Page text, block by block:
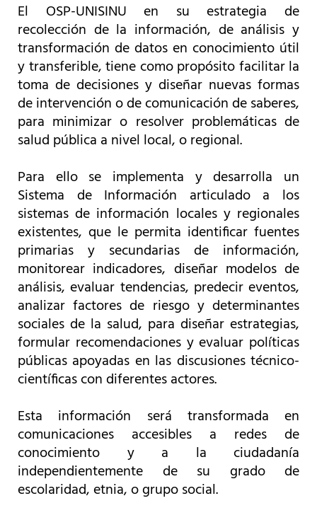
El OSP-UNISINU en su estrategia de
recolección de la información, de análisis y
transformación de datos en conocimiento útil
y transferible, tiene como propósito facilitar la
toma de decisiones y diseñar nuevas formas
de intervención o de comunicación de saberes,
para minimizar o resolver problemáticas de
salud pública a nivel local, o regional.
Para ello se implementa y desarrolla un
Sistema de Información articulado a los
sistemas de información locales y regionales
existentes, que le permita identificar fuentes
primarias y secundarias de información,
monitorear indicadores, diseñar modelos de
análisis, evaluar tendencias, predecir eventos,
analizar factores de riesgo y determinantes
sociales de la salud, para diseñar estrategias,
formular recomendaciones y evaluar políticas
públicas apoyadas en las discusiones técnico-
científicas con diferentes actores.
Esta información será transformada en
comunicaciones accesibles a redes de
conocimiento y a la ciudadanía
independientemente de su grado de
escolaridad, etnia, o grupo social.